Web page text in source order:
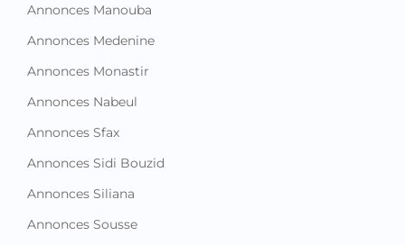
Annonces Manouba
Annonces Medenine
Annonces Monastir
Annonces Nabeul
Annonces Sfax
Annonces Sidi Bouzid
Annonces Siliana
Annonces Sousse